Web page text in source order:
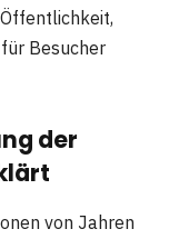
Besucher
der
von Jahren